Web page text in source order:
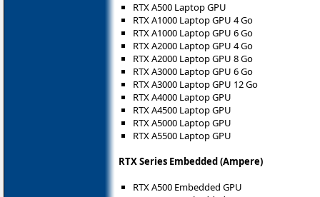
RTX A500 Laptop GPU
RTX A1000 Laptop GPU 4 Go
RTX A1000 Laptop GPU 6 Go
RTX A2000 Laptop GPU 4 Go
RTX A2000 Laptop GPU 8 Go
RTX A3000 Laptop GPU 6 Go
RTX A3000 Laptop GPU 12 Go
RTX A4000 Laptop GPU
RTX A4500 Laptop GPU
RTX A5000 Laptop GPU
RTX A5500 Laptop GPU
RTX Series Embedded (Ampere)
RTX A500 Embedded GPU